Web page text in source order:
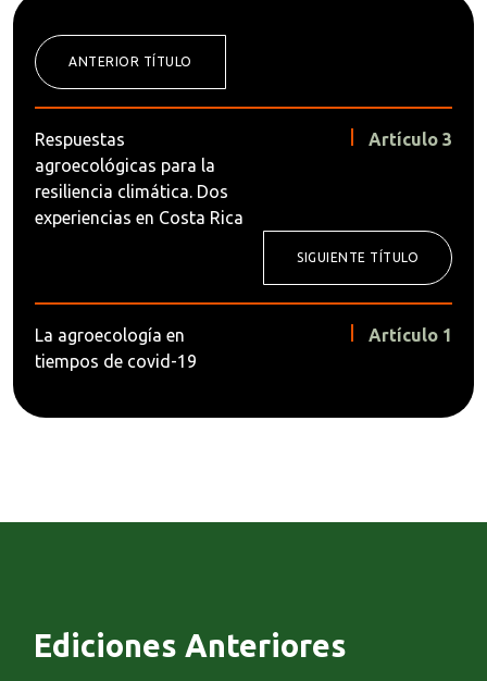
ANTERIOR TÍTULO
Respuestas
agroecológicas para la
resiliencia climática. Dos
experiencias en Costa Rica
Artículo 3
SIGUIENTE TÍTULO
La agroecología en
tiempos de covid-19
Artículo 1
Ediciones Anteriores